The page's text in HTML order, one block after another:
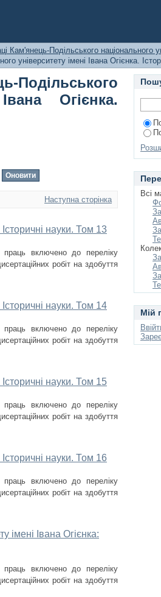
Кам'янець-Подільського національного
університету імені Івана Огієнка.
Огієнка.
Наступна сторінка
науки. Том 13
праць включено до переліку
робіт на здобуття
науки. Том 14
праць включено до переліку
робіт на здобуття
науки. Том 15
праць включено до переліку
робіт на здобуття
науки. Том 16
праць включено до переліку
робіт на здобуття
імені Івана Огієнка:
праць включено до переліку
робіт на здобуття
Всі
Мій